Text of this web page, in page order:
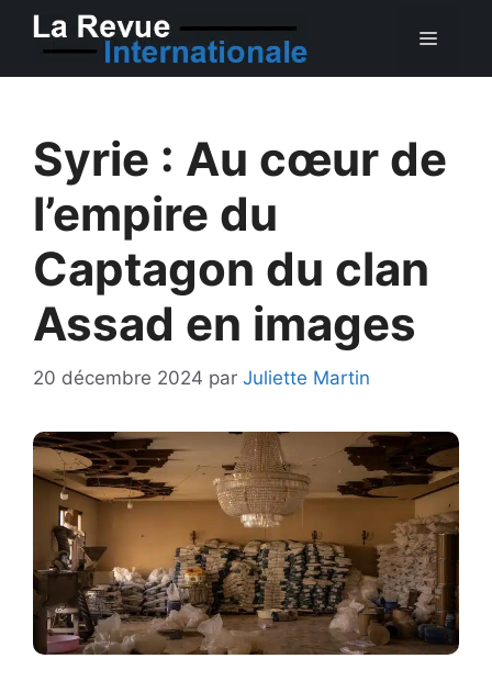
Aller
Syrie : Au cœur de
l’empire du
Captagon du clan
Assad en images
20 décembre 2024 par Juliette Martin